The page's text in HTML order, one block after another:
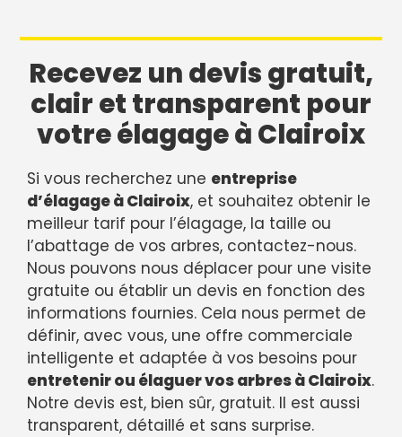
Recevez un devis gratuit,
clair et transparent pour
votre élagage à Clairoix
Si vous recherchez une entreprise
d’élagage à Clairoix, et souhaitez obtenir le
meilleur tarif pour l’élagage, la taille ou
l’abattage de vos arbres, contactez-nous.
Nous pouvons nous déplacer pour une visite
gratuite ou établir un devis en fonction des
informations fournies. Cela nous permet de
définir, avec vous, une offre commerciale
intelligente et adaptée à vos besoins pour
entretenir ou élaguer vos arbres à Clairoix.
Notre devis est, bien sûr, gratuit. Il est aussi
transparent, détaillé et sans surprise.